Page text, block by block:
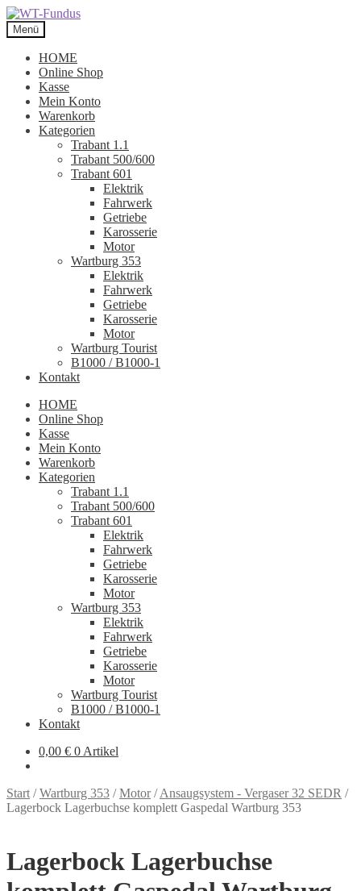
Zur
Navigation
springen
Zum
Inhalt
springen
Menü
HOME
Online Shop
Kasse
Mein Konto
Warenkorb
Kategorien
Trabant 1.1
Trabant 500/600
Trabant 601
Elektrik
Fahrwerk
Getriebe
Karosserie
Motor
Wartburg 353
Elektrik
Fahrwerk
Getriebe
Karosserie
Motor
Wartburg Tourist
B1000 / B1000-1
Kontakt
HOME
Online Shop
Kasse
Mein Konto
Warenkorb
Kategorien
Trabant 1.1
Trabant 500/600
Trabant 601
Elektrik
Fahrwerk
Getriebe
Karosserie
Motor
Wartburg 353
Elektrik
Fahrwerk
Getriebe
Karosserie
Motor
Wartburg Tourist
B1000 / B1000-1
Kontakt
0,00 € 0 Artikel
Start /Wartburg 353 /Motor/Ansaugsystem - Vergaser 32 SEDR /
Lagerbock Lagerbuchse komplett Gaspedal Wartburg 353
Lagerbock Lagerbuchse